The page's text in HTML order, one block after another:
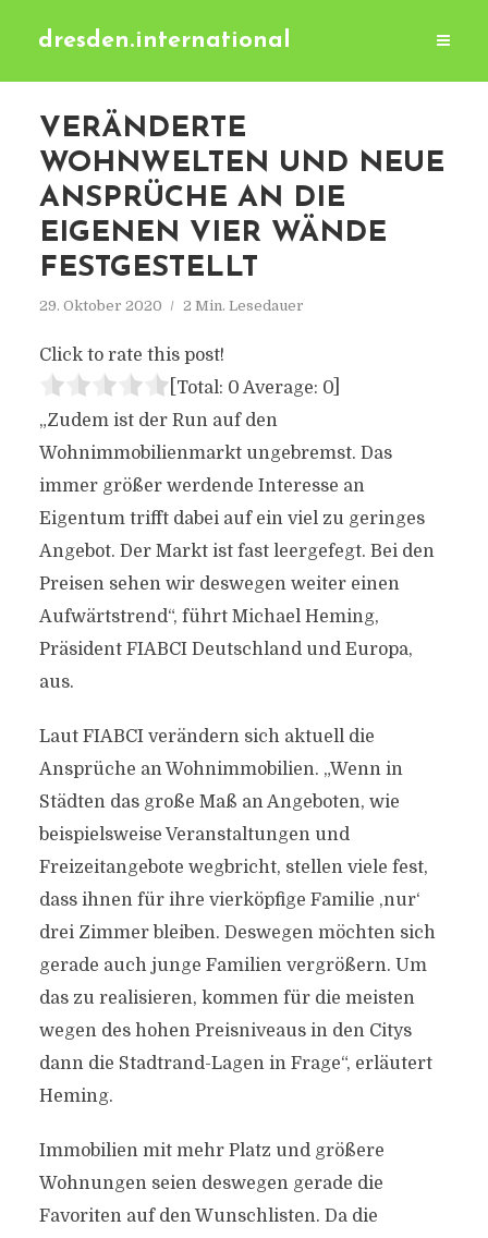
dresden.international
VERÄNDERTE
WOHNWELTEN UND NEUE
ANSPRÜCHE AN DIE
EIGENEN VIER WÄNDE
FESTGESTELLT
29. Oktober 2020 2 Min. Lesedauer
Click to rate this post!
[Total: 0 Average: 0]
„Zudem ist der Run auf den
Wohnimmobilienmarkt ungebremst. Das
immer größer werdende Interesse an
Eigentum trifft dabei auf ein viel zu geringes
Angebot. Der Markt ist fast leergefegt. Bei den
Preisen sehen wir deswegen weiter einen
Aufwärtstrend“, führt Michael Heming,
Präsident FIABCI Deutschland und Europa,
aus.
Laut FIABCI verändern sich aktuell die
Ansprüche an Wohnimmobilien. „Wenn in
Städten das große Maß an Angeboten, wie
beispielsweise Veranstaltungen und
Freizeitangebote wegbricht, stellen viele fest,
dass ihnen für ihre vierköpfige Familie ,nur‘
drei Zimmer bleiben. Deswegen möchten sich
gerade auch junge Familien vergrößern. Um
das zu realisieren, kommen für die meisten
wegen des hohen Preisniveaus in den Citys
dann die Stadtrand-Lagen in Frage“, erläutert
Heming.
Immobilien mit mehr Platz und größere
Wohnungen seien deswegen gerade die
Favoriten auf den Wunschlisten. Da die